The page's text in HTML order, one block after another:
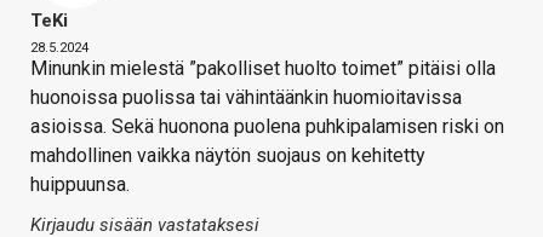
TeKi
28.5.2024
Minunkin mielestä ”pakolliset huolto toimet” pitäisi olla
huonoissa puolissa tai vähintäänkin huomioitavissa
asioissa. Sekä huonona puolena puhkipalamisen riski on
mahdollinen vaikka näytön suojaus on kehitetty
huippuunsa.
Kirjaudu sisään vastataksesi